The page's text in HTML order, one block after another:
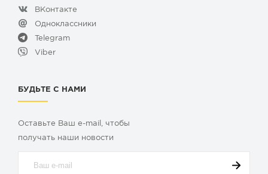
ВКонтакте
Одноклассники
Telegram
Viber
БУДЬТЕ С НАМИ
Оставьте Ваш e-mail, чтобы
получать наши новости